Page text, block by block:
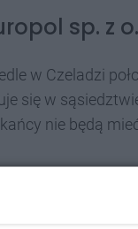
sp. z
w Czeladzi
się w
nie będą
zieleń, a bliskość
będą